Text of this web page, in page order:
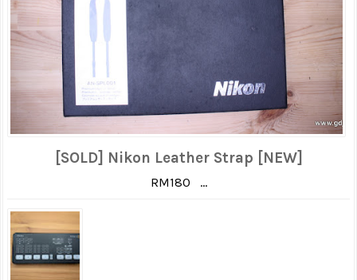
[SOLD] Nikon Leather Strap [NEW]
RM180 ...